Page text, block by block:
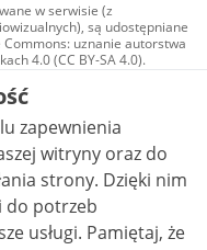
w serwisie (z
są udostępniane
uznanie autorstwa
4.0 (CC BY-SA 4.0).
w tym zdjęcia, materiały
na licencji typu
autorstwa użycie
zależnych 4.0 (CC BY-
stwierdzone inaczej.
zapewnienia
witryny oraz do
Dzięki nim
do potrzeb
że